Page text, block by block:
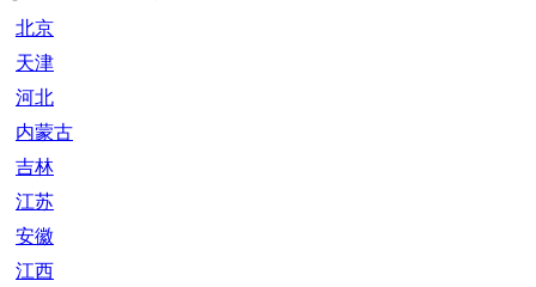
北京
天津
河北
内蒙古
吉林
江苏
安徽
江西